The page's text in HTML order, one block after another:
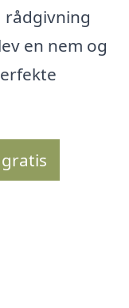
rådgivning
en nem og